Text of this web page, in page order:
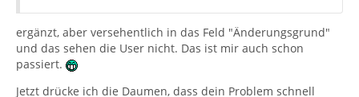
ergänzt, aber versehentlich in das Feld "Änderungsgrund"
und das sehen die User nicht. Das ist mir auch schon
passiert.
Jetzt drücke ich die Daumen, dass dein Problem schnell